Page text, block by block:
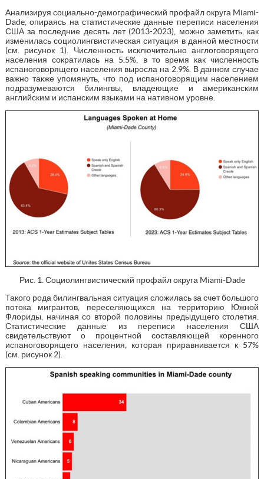
Анализируя социально-демографический профайл округа Miami-
Dade, опираясь на статистические данные переписи населения
США за последние десять лет (2013-2023), можно заметить, как
изменилась социолингвистическая ситуация в данной местности
(см. рисунок 1). Численность исключительно англоговорящего
населения сократилась на 5.5%, в то время как численность
испаноговорящего населения выросла на 2.9%. В данном случае
важно также упомянуть, что под испаноговорящим населением
подразумеваются билингвы, владеющие и американским
английским и испанским языками на нативном уровне.
Рис. 1. Социолингвистический профайл округа Miami-Dade
Такого рода билингвальная ситуация сложилась за счет большого
потока мигрантов, переселяющихся на территорию Южной
Флориды, начиная со второй половины предыдущего столетия.
Статистические данные из переписи населения США
свидетельствуют о процентной составляющей коренного
испаноговорящего населения, которая приравнивается к 57%
(см. рисунок 2).